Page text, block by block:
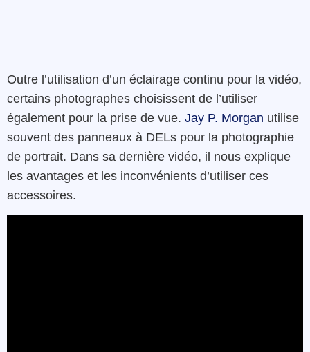
Outre l’utilisation d’un éclairage continu pour la vidéo,
certains photographes choisissent de l’utiliser
également pour la prise de vue. Jay P. Morgan utilise
souvent des panneaux à DELs pour la photographie
de portrait. Dans sa dernière vidéo, il nous explique
les avantages et les inconvénients d’utiliser ces
accessoires.